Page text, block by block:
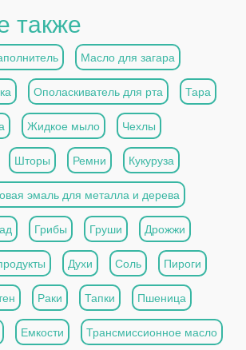
также
Масло для загара
Ополаскиватель для рта Тара
Жидкое мыло Чехлы
Шторы Ремни Кукуруза
эмаль для металла и дерева
Грибы Груши Дрожжи
Духи Соль Пироги
Раки Тапки Пшеница
Емкости Трансмиссионное масло